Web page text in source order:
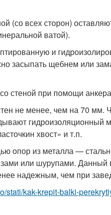
(со всех сторон)
ватой).
и
засыпать щебнем или
стеной при помощи
не менее, чем на 70 мм.
гидроизоляционный
хвост» и т.п.
опор из металла —
или шурупами. Данный
надежным, чем при
stati/kak-krepit-balki-